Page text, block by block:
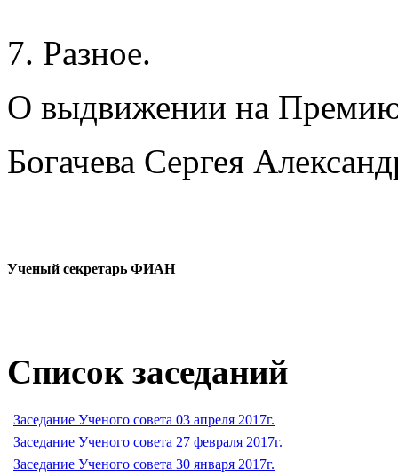
7. Разное.
О выдвижении на
Богачева Сергея
Ученый секретарь ФИАН
Список заседаний
Заседание Ученого совета 03 апреля 2017г.
Заседание Ученого совета 27 февраля 2017г.
Заседание Ученого совета 30 января 2017г.